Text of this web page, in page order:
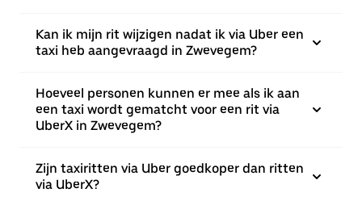
Kan ik mijn rit wijzigen nadat ik via Uber een
taxi heb aangevraagd in Zwevegem?
Hoeveel personen kunnen er mee als ik aan
een taxi wordt gematcht voor een rit via
UberX in Zwevegem?
Zijn taxiritten via Uber goedkoper dan ritten
via UberX?